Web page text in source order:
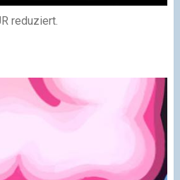
reduziert.